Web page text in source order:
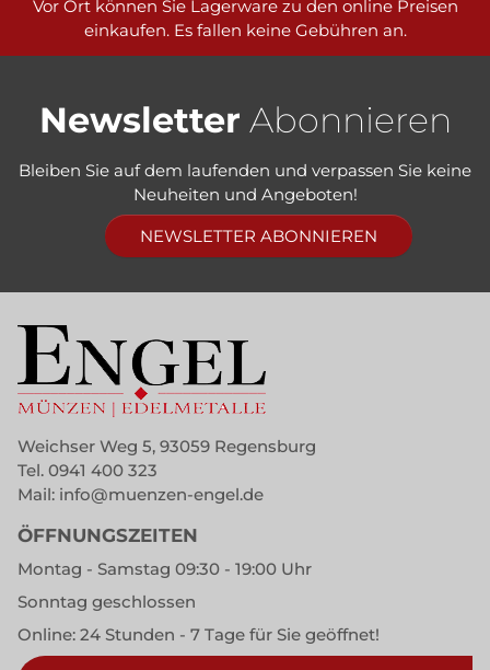
Vor Ort können Sie Lagerware zu den online Preisen
einkaufen. Es fallen keine Gebühren an.
Newsletter Abonnieren
Bleiben Sie auf dem laufenden und verpassen Sie keine
Neuheiten und Angeboten!
NEWSLETTER ABONNIEREN
Weichser Weg 5, 93059 Regensburg
Tel. 0941 400 323
Mail: info@muenzen-engel.de
ÖFFNUNGSZEITEN
Montag - Samstag 09:30 - 19:00 Uhr
Sonntag geschlossen
Online: 24 Stunden - 7 Tage für Sie geöffnet!